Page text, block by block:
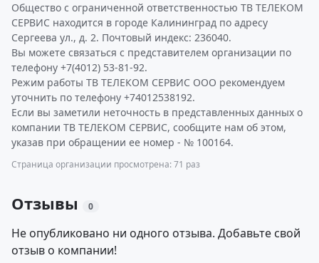
Общество с ограниченной ответственностью ТВ ТЕЛЕКОМ
СЕРВИС находится в городе Калининград по адресу
Сергеева ул., д. 2. Почтовый индекс: 236040.
Вы можете связаться с представителем организации по
телефону +7(4012) 53-81-92.
Режим работы ТВ ТЕЛЕКОМ СЕРВИС ООО рекомендуем
уточнить по телефону +74012538192.
Если вы заметили неточность в представленных данных о
компании ТВ ТЕЛЕКОМ СЕРВИС, сообщите нам об этом,
указав при обращении ее номер - № 100164.
Страница организации просмотрена: 71 раз
Отзывы 0
Не опубликовано ни одного отзыва. Добавьте свой
отзыв о компании!